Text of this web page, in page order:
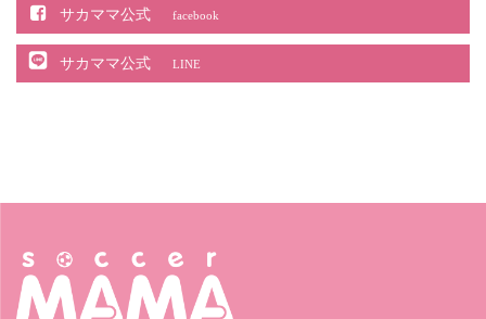
サカママ公式 facebook
サカママ公式 LINE